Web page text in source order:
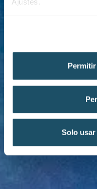
Solo